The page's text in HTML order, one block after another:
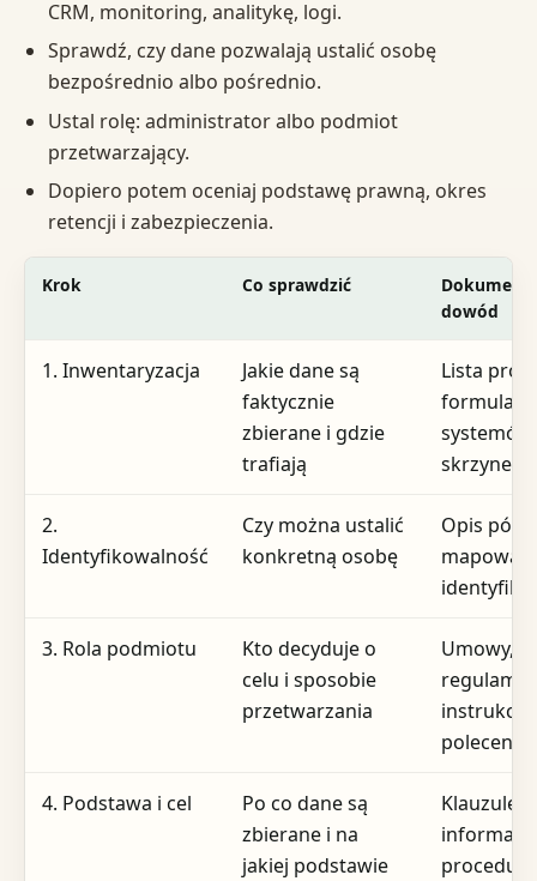
CRM, monitoring, analitykę, logi.
Sprawdź, czy dane pozwalają ustalić osobę
bezpośrednio albo pośrednio.
Ustal rolę: administrator albo podmiot
przetwarzający.
Dopiero potem oceniaj podstawę prawną, okres
retencji i zabezpieczenia.
Krok Co sprawdzić
Dokument
dowód
1. Inwentaryzacja
Jakie dane są
faktycznie
zbierane i gdzie
trafiają
Lista
systemów,
skrzynek
2.
Identyfikowalność
Czy można ustalić
konkretną osobę
Opis pól
3. Rola podmiotu
Kto decyduje o
celu i sposobie
przetwarzania
Umowy,
instrukcje,
polecenia
4. Podstawa i cel
Po co dane są
zbierane i na
jakiej podstawie
Klauzule